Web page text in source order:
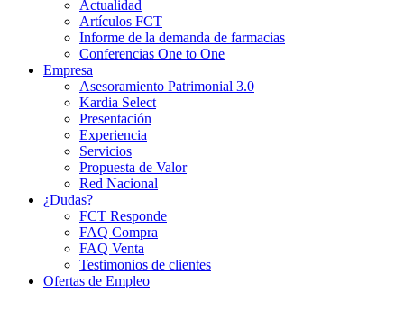
Actualidad
Artículos FCT
Informe de la demanda de farmacias
Conferencias One to One
Empresa
Asesoramiento Patrimonial 3.0
Kardia Select
Presentación
Experiencia
Servicios
Propuesta de Valor
Red Nacional
¿Dudas?
FCT Responde
FAQ Compra
FAQ Venta
Testimonios de clientes
Ofertas de Empleo